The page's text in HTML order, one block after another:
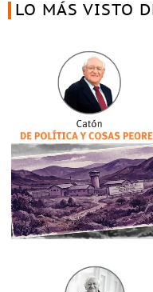
LO MÁS VISTO